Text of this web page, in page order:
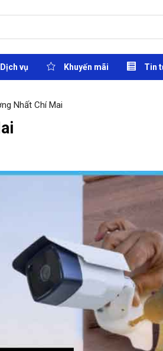
Dịch vụ Khuyến mãi Tin
Nhất Chí Mai